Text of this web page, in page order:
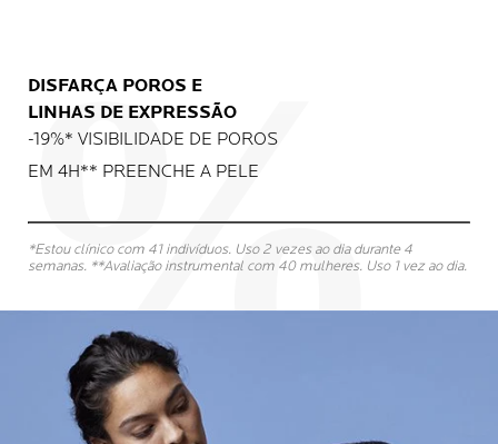
DISFARÇA POROS E
LINHAS DE EXPRESSÃO
-19%* VISIBILIDADE DE POROS
EM 4H** PREENCHE A PELE
*Estou clínico com 41 indivíduos. Uso 2 vezes ao dia durante 4
semanas. **Avaliação instrumental com 40 mulheres. Uso 1 vez ao dia.